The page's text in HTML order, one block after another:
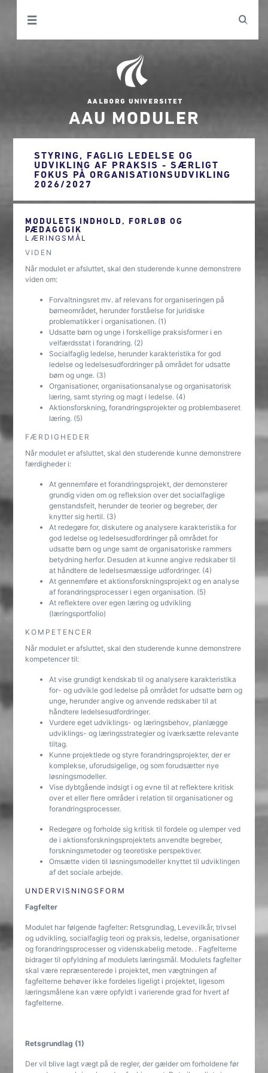
AAU MODULER
STYRING, FAGLIG LEDELSE OG
UDVIKLING AF PRAKSIS - SÆRLIGT
FOKUS PÅ ORGANISATIONSUDVIKLING
2026/2027
MODULETS INDHOLD, FORLØB OG
PÆDAGOGIK
LÆRINGSMÅL
VIDEN
Når modulet er afsluttet, skal den studerende kunne demonstrere
viden om:
Forvaltningsret mv. af relevans for organiseringen på
børneområdet, herunder forståelse for juridiske
problematikker i organisationen. (1)
Udsatte børn og unge i forskellige praksisformer i en
velfærdsstat i forandring. (2)
Socialfaglig ledelse, herunder karakteristika for god
ledelse og ledelsesudfordringer på området for udsatte
børn og unge. (3)
Organisationer, organisationsanalyse og organisatorisk
læring, samt styring og magt i ledelse. (4)
Aktionsforskning, forandringsprojekter og problembaseret
læring. (5)
FÆRDIGHEDER
Når modulet er afsluttet, skal den studerende kunne demonstrere
færdigheder i:
At gennemføre et forandringsprojekt, der demonsterer
grundig viden om og refleksion over det socialfaglige
genstandsfelt, herunder de teorier og begreber, der
knytter sig hertil. (3)
At redegøre for, diskutere og analysere karakteristika for
god ledelse og ledelsesudfordringer på området for
udsatte børn og unge samt de organisatoriske rammers
betydning herfor. Desuden at kunne angive redskaber til
at håndtere de ledelsesmæssige udfordringer. (4)
At gennemføre et aktionsforskningsprojekt og en analyse
af forandringsprocesser i egen organisation. (5)
At reflektere over egen læring og udvikling
(læringsportfolio)
KOMPETENCER
Når modulet er afsluttet, skal den studerende kunne demonstrere
kompetencer til:
At vise grundigt kendskab til og analysere karakteristika
for- og udvikle god ledelse på området for udsatte børn og
unge, herunder angive og anvende redskaber til at
håndtere ledelsesudfordringer.
Vurdere eget udviklings- og læringsbehov, planlægge
udviklings- og læringsstrategier og iværksætte relevante
tiltag.
Kunne projektlede og styre forandringsprojekter, der er
komplekse, uforudsigelige, og som forudsætter nye
løsningsmodeller.
Vise dybtgående indsigt i og evne til at reflektere kritisk
over et eller flere områder i relation til organisationer og
forandringsprocesser.
Redegøre og forholde sig kritisk til fordele og ulemper ved
de i aktionsforskningsprojektets anvendte begreber,
forskningsmetoder og teoretiske perspektiver.
Omsætte viden til løsningsmodeller knyttet til udviklingen
af det sociale arbejde.
UNDERVISNINGSFORM
Fagfelter
Modulet har følgende fagfelter: Retsgrundlag, Levevilkår, trivsel
og udvikling, socialfaglig teori og praksis, ledelse, organisationer
og forandringsprocesser og videnskabelig metode. . Fagfelterne
bidrager til opfyldning af modulets læringsmål. Modulets fagfelter
skal være repræsenterede i projektet, men vægtningen af
fagfelterne behøver ikke fordeles ligeligt i projektet, ligesom
læringsmålene kan være opfyldt i varierende grad for hvert af
fagfelterne.
Retsgrundlag (1)
Der vil blive lagt vægt på de regler, der gælder om forholdene før